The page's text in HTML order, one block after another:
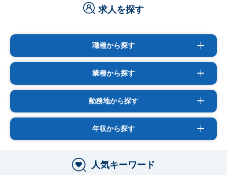
求人を探す
職種から探す
業種から探す
勤務地から探す
年収から探す
人気キーワード